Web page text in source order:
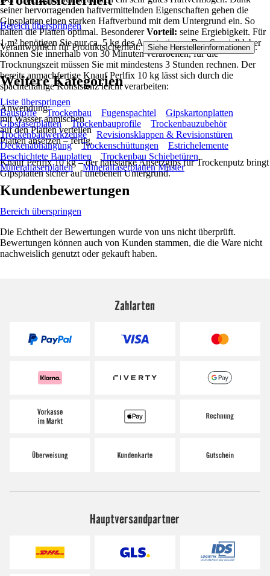
seiner hervorragenden haftvermittelnden Eigenschaften gehen die
Gipsplatten einen starken Haftverbund mit dem Untergrund ein. So
halten die Platten optimal. BesondererVorteil: seine Ergiebigkeit. Für
1 m² benötigen Sie nur ca. 5 kg des Ansetzgipses. Den Spezialkleber
können Sie innerhalb von 30 Minuten verarbeiten, für die
Trocknungszeit müssen Sie mit mindestens 3 Stunden rechnen. Der
bereits anmachfertige Knauf Perlfix 10 kg lässt sich durch die
spachtelfähige Konsistenz leicht verarbeiten:
Anwendung:
mit Wasser anmischen
auf den Platten verteilen
Platten ansetzen – fertig.
Knauf Perlfix 10 kg – der haftstarke Ansetzgips für Trockenputz bringt
Gipsplatten sicher auf unebenen Untergrund.
Bereich überspringen
Verantwortlich für Produktsicherheit: Siehe Herstellerinformationen .
Weitere Kategorien
Liste überspringen
Baustoffe
Trockenbau Fugenspachtel
Gipskartonplatten
Gipsfaserplatten
Trockenbauprofile
Trockenbauzubehör
Trockenbauwerkzeuge
Revisionsklappen & Revisionstüren
Deckenabhängung
Trockenschüttungen
Estrichelemente
Beschichtete Bauplatten
Trockenbau Schiebetüren
Mineralfaserplatten
Mineralfaserplatten Muster
Kundenbewertungen
Bereich überspringen
Die Echtheit der Bewertungen wurde von uns nicht überprüft.
Bewertungen können auch von Kunden stammen, die die Ware nicht
nachweislich genutzt oder gekauft haben.
Zahlarten
Hauptversandpartner